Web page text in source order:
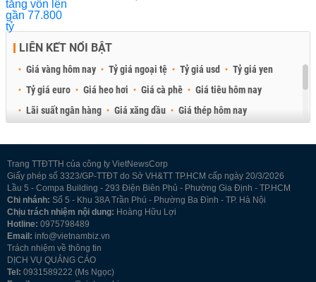
LIÊN KẾT NỔI BẬT
Giá vàng hôm nay Tỷ giá ngoại tệ Tỷ giá usd
Tỷ giá yen
Tỷ giá euro
Giá heo hơi Giá cà phê
Giá tiêu hôm nay
Lãi suất ngân hàng
Giá xăng dầu
Giá thép hôm nay
Trang TTĐTTH của công ty VietNewsCorp
Giấy phép số 3323/GP-TTĐT do Sở VH&TT TP.HCM cấp ngày 20/3/2026
Lầu 5 - Compa Building - 293 Điện Biên Phủ - Phường Gia Định - TP.HCM
Chi nhánh: Số 5 - Khu 38A Trần Phú - Phường Ba Đình - TP. Hà Nội
Chịu trách nhiệm nội dung: Hoàng Hữu Lợi
Hotline: 0975798489
Email: info@vietnambiz.vn
Trách nhiệm về thông tin
DỊCH VỤ QUẢNG CÁO
Tel: 0931589222 (Ms Ngọc)